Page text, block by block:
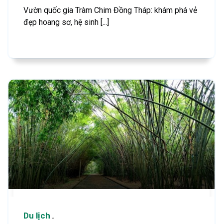
Vườn quốc gia Tràm Chim Đồng Tháp: khám phá vẻ
đẹp hoang sơ, hệ sinh [...]
Du lịch